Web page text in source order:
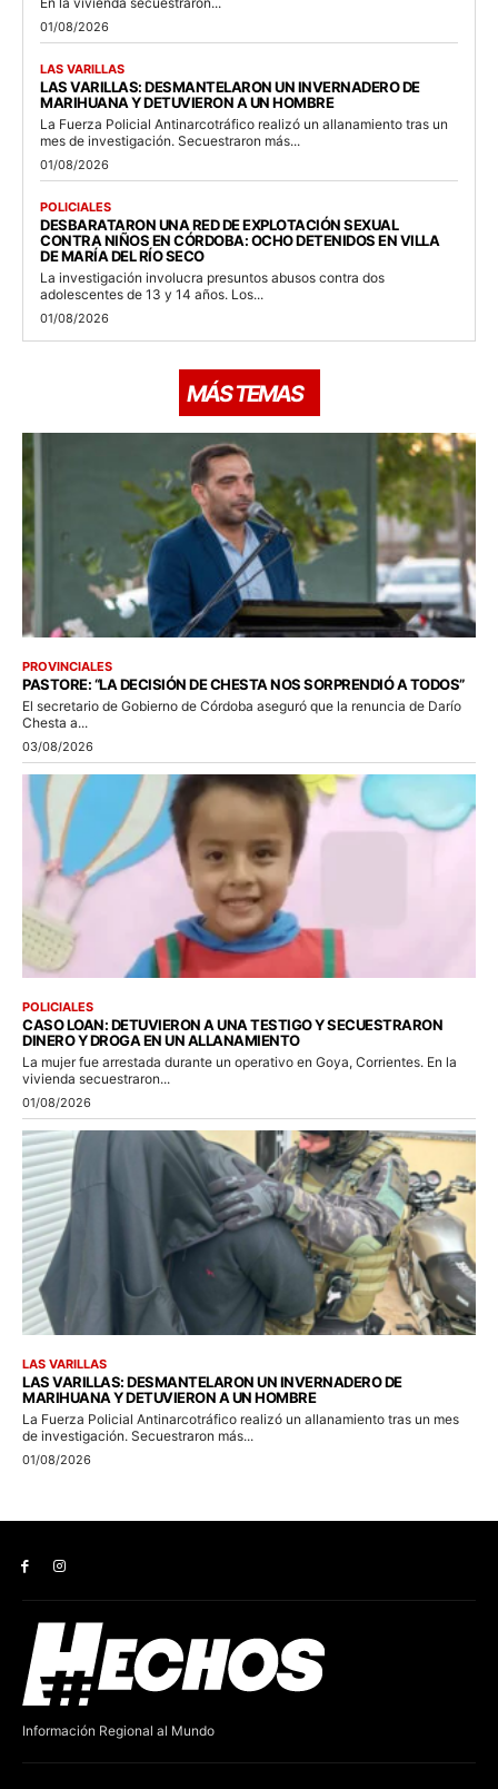
Información Regional al Mundo